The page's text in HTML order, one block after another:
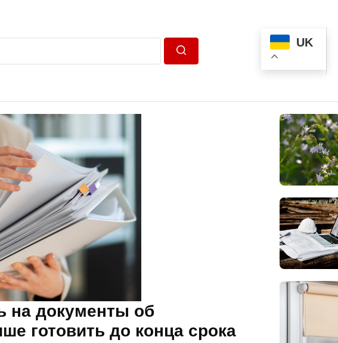
UK
на документы об
готовить до конца срока